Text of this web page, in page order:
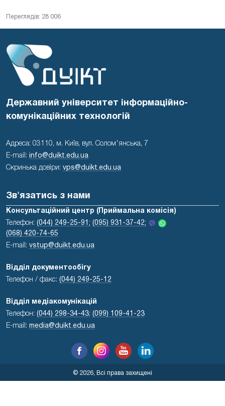
Переглядів: 28 006
Державний університет інформаційно-
комунікаційних технологій
Адреса: 03110, м. Київ, вул. Солом'янська, 7
E-mail:
info@duikt.edu.ua
Скринька довіри: vps@duikt.edu.ua
Зв'язатись з нами
Консультаційний центр (Приймальна комісія)
Телефон: (044) 249-25-91; (095) 931-37-42;
(068) 420-74-65
E-mail: vstup@duikt.edu.ua
Відділ документообігу
Телефон / факс: (044) 249-25-12
Відділ медіакомунікацій
Телефон: (044) 298-34-43; (099) 109-41-23
E-mail: media@duikt.edu.ua
© 2026, Всі права захищені